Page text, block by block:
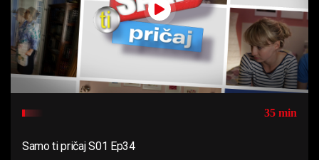
35 min
Samo ti pričaj S01 Ep34